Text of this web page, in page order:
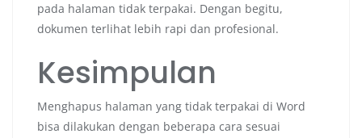
pada halaman tidak terpakai. Dengan begitu,
dokumen terlihat lebih rapi dan profesional.
Kesimpulan
Menghapus halaman yang tidak terpakai di Word
bisa dilakukan dengan beberapa cara sesuai